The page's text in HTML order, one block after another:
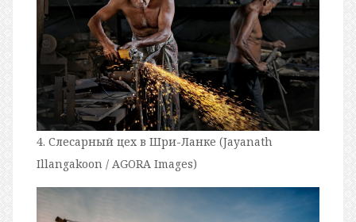
4. Слесарный цех в Шри-Ланке (Jayanath
Illangakoon / AGORA Images)